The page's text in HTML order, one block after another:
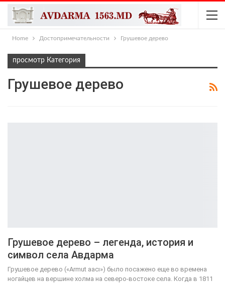
Home Достопримечательности Грушевое дерево
просмотр Категория
Грушевое дерево
Грушевое дерево – легенда, история и
символ села Авдарма
Грушевое дерево («Armut aacı») было посажено еще во времена
ногайцев на вершине холма на северо-востоке села. Когда в 1811